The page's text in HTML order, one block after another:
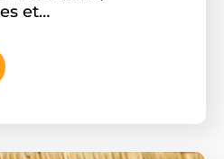
et…